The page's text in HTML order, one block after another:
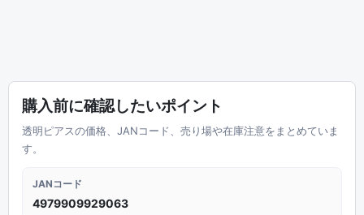
購入前に確認したいポイント
透明ピアスの価格、JANコード、売り場や在庫注意をまとめていま
す。
JANコード
4979909929063